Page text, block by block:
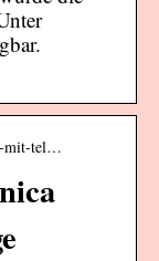
mit-tel…